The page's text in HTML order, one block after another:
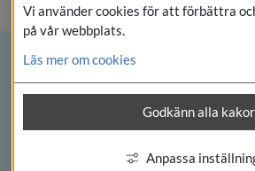
Vi använder cookies för att förbättra
på vår webbplats.
Läs mer om cookies
Godkänn alla kakor
Anpassa